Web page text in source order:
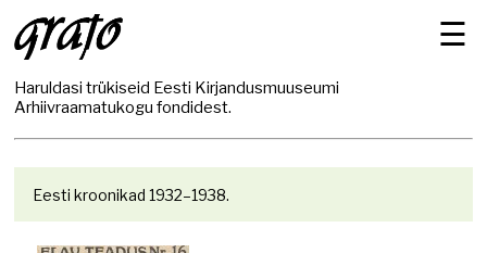
☰
Haruldasi trükiseid Eesti Kirjandusmuuseumi
Arhiivraamatukogu fondidest.
Eesti kroonikad 1932–1938.